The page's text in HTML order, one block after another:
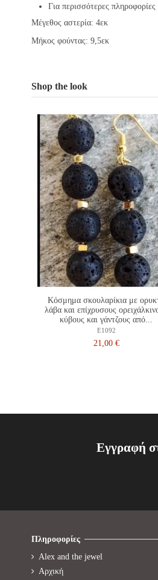
Για περισσότερες
Μέγεθος αστερία: 4εκ
Μήκος φούντας: 9,5εκ
Shop the look
Κόσμημα σκουλαρίκια με
λάβα και επίχρυσους
κύβους και γάντζους από...
E1092
21,00 €
Εγγραφή
Πληροφορίες
Alex and the jewel
Αρχική